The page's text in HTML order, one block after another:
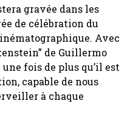
gravée dans les
de célébration du
Avec
de Guillermo
fois de plus qu’il est
capable de nous
à chaque